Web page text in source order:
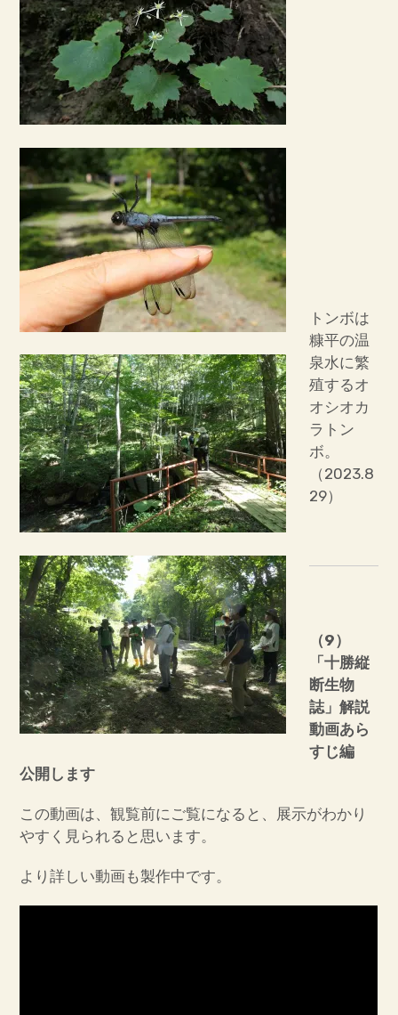
トンボは
糠平の温
泉水に繁
殖するオ
オシオカ
ラトン
ボ。
（2023.8
29）
（9）
「十勝縦
断生物
誌」解説
動画あら
すじ編
公開します
この動画は、観覧前にご覧になると、展示がわかり
やすく見られると思います。
より詳しい動画も製作中です。